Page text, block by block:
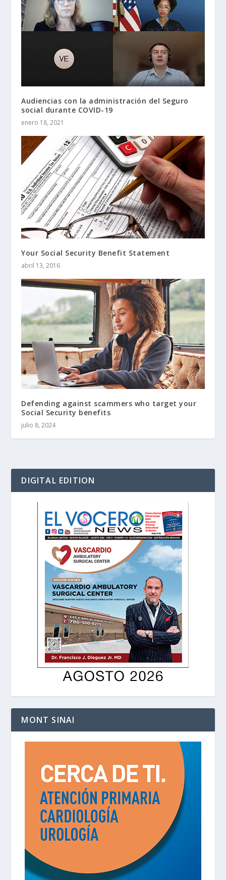
Audiencias con la administración del Seguro
social durante COVID-19
enero 18, 2021
Your Social Security Benefit Statement
abril 13, 2016
Defending against scammers who target your
Social Security benefits
julio 8, 2024
DIGITAL EDITION
MONT SINAI